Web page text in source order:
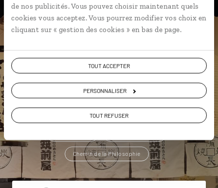
de nos publicités. Vous pouvez choisir maintenant quels
cookies vous acceptez. Vous pourrez modifier vos choix en
cliquant sur « gestion des cookies » en bas de page.
TOUT ACCEPTER
PERSONNALISER
TOUT REFUSER
Une envie de voyage
particulière ?
Asakusa Château de Nijo-jo Cérémonie du thé
Chemin de la Philosophie
Forêt de bambous d'Arashiyama
Chemin de la Philosophie